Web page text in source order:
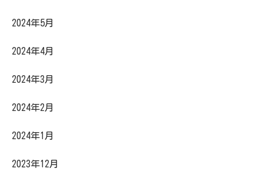
2024年5月
2024年4月
2024年3月
2024年2月
2024年1月
2023年12月